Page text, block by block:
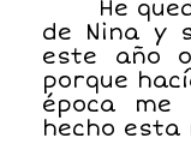
He
de Nina y
este año
porque
época
hecho esta